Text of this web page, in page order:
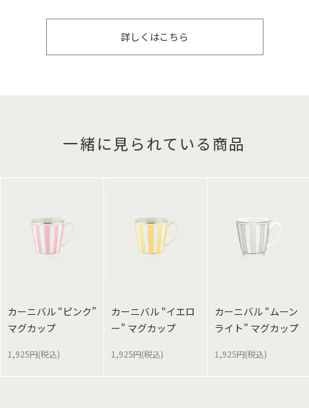
詳しくはこちら
一緒に見られている商品
カーニバル “ピンク”
マグカップ
1,925円(税込)
カーニバル “イエロ
ー” マグカップ
1,925円(税込)
カーニバル “ムーン
ライト” マグカップ
1,925円(税込)